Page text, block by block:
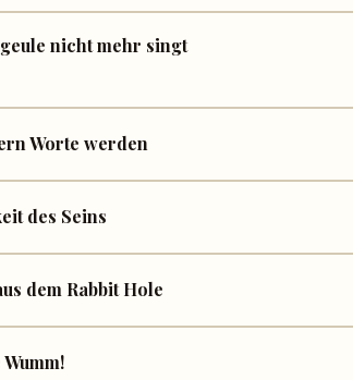
nicht mehr singt
Worte werden
des Seins
dem Rabbit Hole